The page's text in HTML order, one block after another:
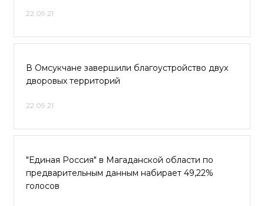
22.09.21
В Омсукчане завершили благоустройство двух
дворовых территорий
22.09.21
"Единая Россия" в Магаданской области по
предварительным данным набирает 49,22%
голосов